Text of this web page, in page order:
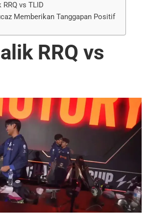
vs TLID
Memberikan Tanggapan Positif
RRQ vs